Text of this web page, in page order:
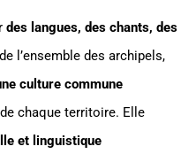
des langues, des chants, des
l’ensemble des archipels,
culture commune
de chaque territoire. Elle
et linguistique